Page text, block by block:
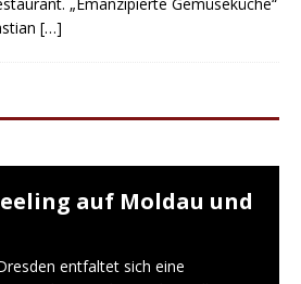
[…]
auf Moldau und
entfaltet sich eine